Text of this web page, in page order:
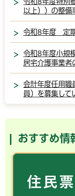
以上））の整備
令和8年度 定
令和8年度小規
居宅介護事業者
会計年度任用職
員）を募集して
おすすめ情